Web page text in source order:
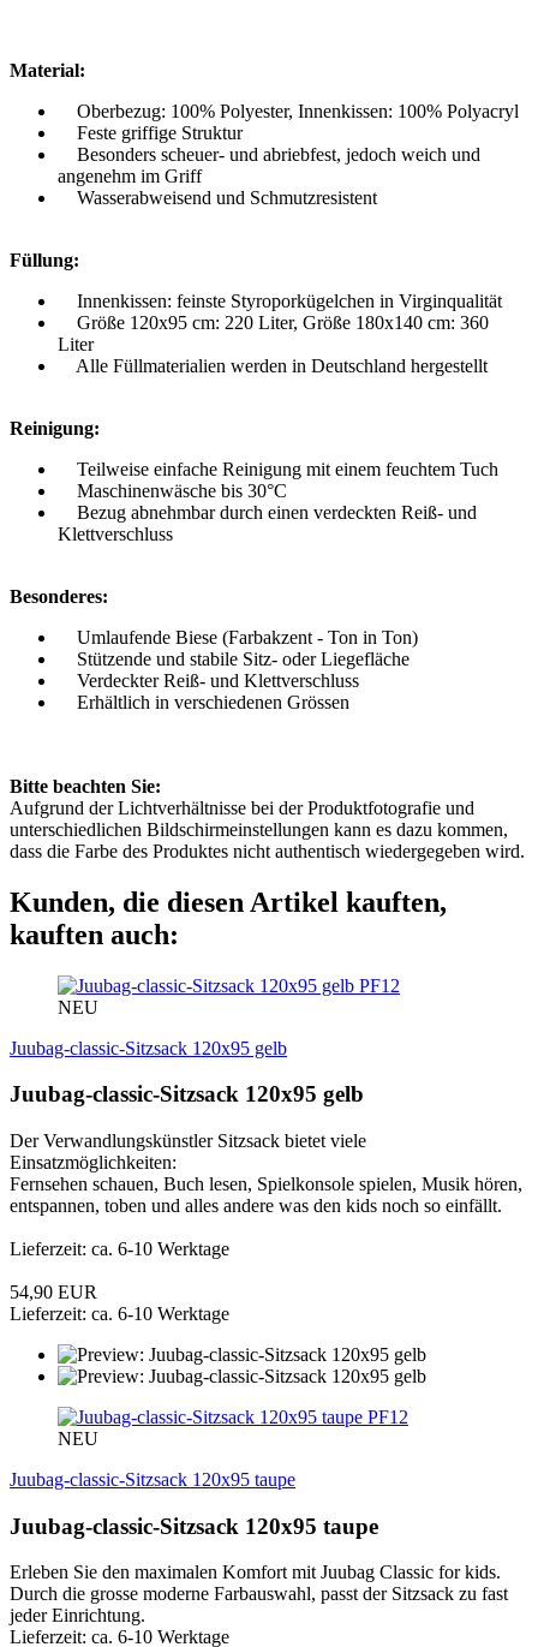
Material:
Oberbezug: 100% Polyester, Innenkissen: 100% Polyacryl
Feste griffige Struktur
Besonders scheuer- und abriebfest, jedoch weich und
angenehm im Griff
Wasserabweisend und Schmutzresistent
Füllung:
Innenkissen: feinste Styroporkügelchen in Virginqualität
Größe 120x95 cm: 220 Liter, Größe 180x140 cm: 360
Liter
Alle Füllmaterialien werden in Deutschland hergestellt
Reinigung:
Teilweise einfache Reinigung mit einem feuchtem Tuch
Maschinenwäsche bis 30°C
Bezug abnehmbar durch einen verdeckten Reiß- und
Klettverschluss
Besonderes:
Umlaufende Biese (Farbakzent - Ton in Ton)
Stützende und stabile Sitz- oder Liegefläche
Verdeckter Reiß- und Klettverschluss
Erhältlich in verschiedenen Grössen
Bitte beachten Sie:
Aufgrund der Lichtverhältnisse bei der Produktfotografie und
unterschiedlichen Bildschirmeinstellungen kann es dazu kommen,
dass die Farbe des Produktes nicht authentisch wiedergegeben wird.
Kunden, die diesen Artikel kauften,
kauften auch:
PF12
NEU
Juubag-classic-Sitzsack 120x95 gelb
Juubag-classic-Sitzsack 120x95 gelb
Der Verwandlungskünstler Sitzsack bietet viele
Einsatzmöglichkeiten:
Fernsehen schauen, Buch lesen, Spielkonsole spielen, Musik hören,
entspannen, toben und alles andere was den kids noch so einfällt.
Lieferzeit: ca. 6-10 Werktage
54,90 EUR
Lieferzeit: ca. 6-10 Werktage
PF12
NEU
Juubag-classic-Sitzsack 120x95 taupe
Juubag-classic-Sitzsack 120x95 taupe
Erleben Sie den maximalen Komfort mit Juubag Classic for kids.
Durch die grosse moderne Farbauswahl, passt der Sitzsack zu fast
jeder Einrichtung.
Lieferzeit: ca. 6-10 Werktage